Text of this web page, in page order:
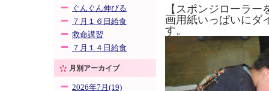
ぐんぐん伸びる
７月１６日給食
救命講習
７月１４日給食
月別アーカイブ
2026年7月(19)
【 スポンジローラー
画用紙いっぱいにダ
す。